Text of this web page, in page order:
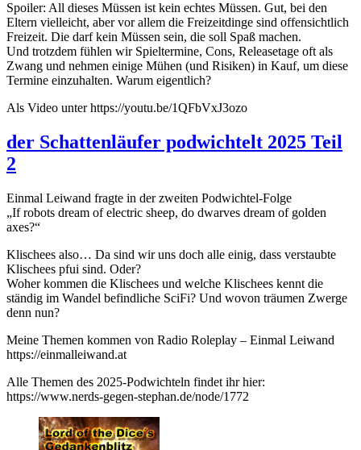
Spoiler: All dieses Müssen ist kein echtes Müssen. Gut, bei den
Eltern vielleicht, aber vor allem die Freizeitdinge sind offensichtlich
Freizeit. Die darf kein Müssen sein, die soll Spaß machen.
Und trotzdem fühlen wir Spieltermine, Cons, Releasetage oft als
Zwang und nehmen einige Mühen (und Risiken) in Kauf, um diese
Termine einzuhalten. Warum eigentlich?
Als Video unter https://youtu.be/1QFbVxJ3ozo
der Schattenläufer podwichtelt 2025 Teil
2
Einmal Leiwand fragte in der zweiten Podwichtel-Folge
„If robots dream of electric sheep, do dwarves dream of golden
axes?“
Klischees also… Da sind wir uns doch alle einig, dass verstaubte
Klischees pfui sind. Oder?
Woher kommen die Klischees und welche Klischees kennt die
ständig im Wandel befindliche SciFi? Und wovon träumen Zwerge
denn nun?
Meine Themen kommen von Radio Roleplay – Einmal Leiwand
https://einmalleiwand.at
Alle Themen des 2025-Podwichteln findet ihr hier:
https://www.nerds-gegen-stephan.de/node/1772